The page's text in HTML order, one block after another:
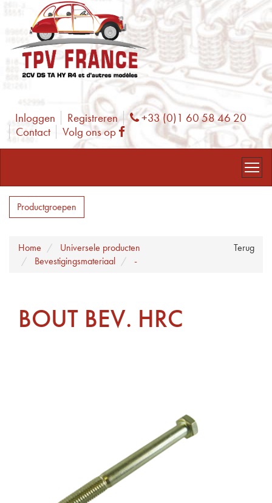
Inloggen Registreren Phone
+33 (0)1 60 58 46 20
Contact
Volg ons op Facebook
Productgroepen
Terug
Home
Universele producten
Bevestigingsmateriaal
-
BOUT BEV. HRC